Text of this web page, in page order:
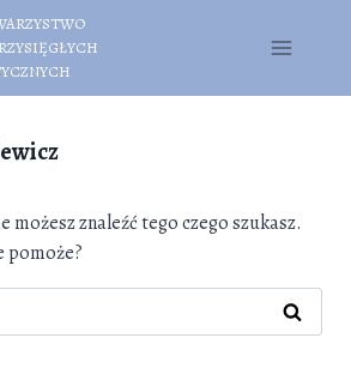
możesz znaleźć tego czego szukasz.
pomoże?